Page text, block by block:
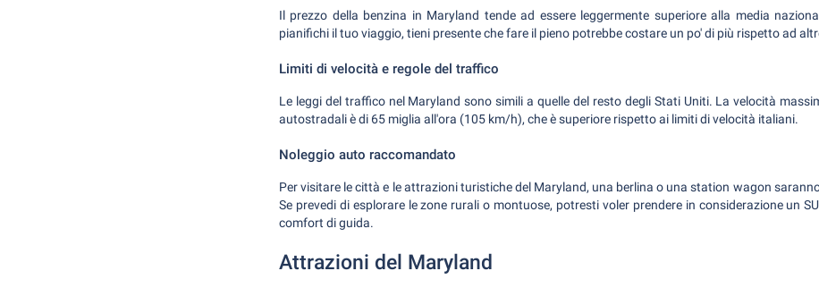
Il prezzo della benzina in Maryland tende ad essere leggermente superiore alla media
pianifichi il tuo viaggio, tieni presente che fare il pieno potrebbe costare un po' di più rispetto ad
Limiti di velocità e regole del traffico
Le leggi del traffico nel Maryland sono simili a quelle del resto degli Stati Uniti. La velocità
autostradali è di 65 miglia all'ora (105 km/h), che è superiore rispetto ai limiti di velocità italiani.
Noleggio auto raccomandato
Per visitare le città e le attrazioni turistiche del Maryland, una berlina o una station wagon
Se prevedi di esplorare le zone rurali o montuose, potresti voler prendere in considerazione un
comfort di guida.
Attrazioni del Maryland